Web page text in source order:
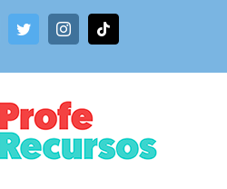
TwitterInstagramTiktok